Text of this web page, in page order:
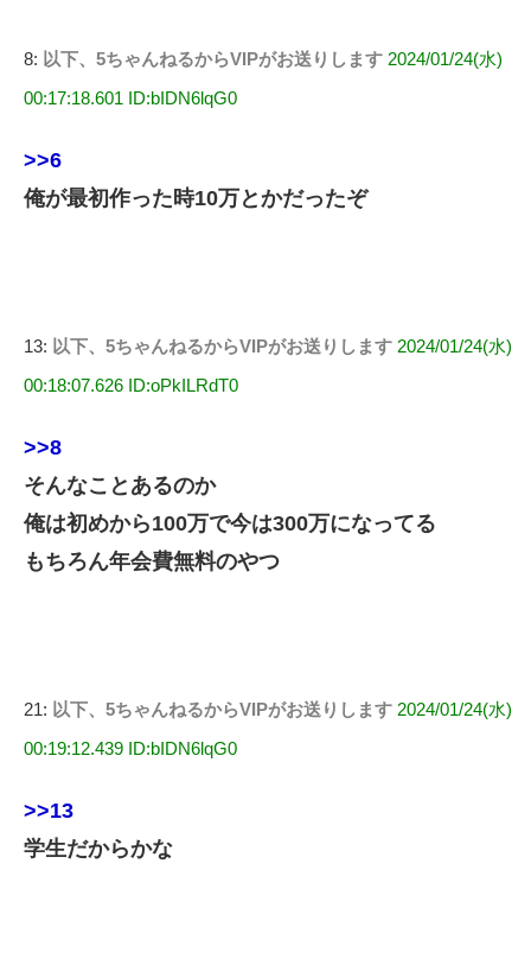
8: 以下、5ちゃんねるからVIPがお送りします 2024/01/24(水)
00:17:18.601 ID:bIDN6lqG0
>>6
俺が最初作った時10万とかだったぞ
13: 以下、5ちゃんねるからVIPがお送りします 2024/01/24(水)
00:18:07.626 ID:oPkILRdT0
>>8
そんなことあるのか
俺は初めから100万で今は300万になってる
もちろん年会費無料のやつ
21: 以下、5ちゃんねるからVIPがお送りします 2024/01/24(水)
00:19:12.439 ID:bIDN6lqG0
>>13
学生だからかな